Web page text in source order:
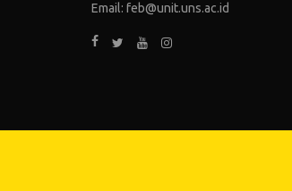
Email: feb@unit.uns.ac.id